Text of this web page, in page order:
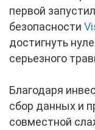
первой
безопасности
достигнуть
серьезного
Благодаря
сбор данных и
совместной